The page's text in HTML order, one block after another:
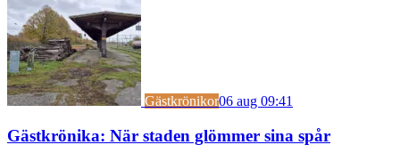
Gästkrönikor06 aug 09:41
Gästkrönika: När staden glömmer sina spår